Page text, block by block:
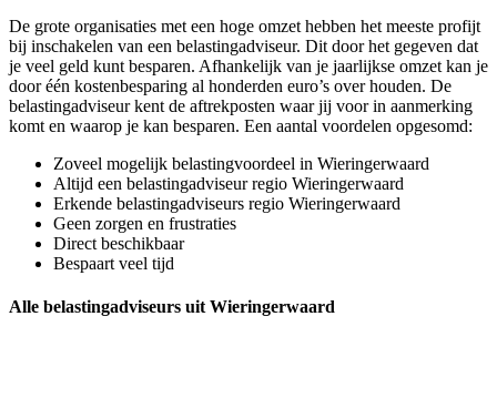
De grote organisaties met een hoge omzet hebben het meeste profijt
bij inschakelen van een belastingadviseur. Dit door het gegeven dat
je veel geld kunt besparen. Afhankelijk van je jaarlijkse omzet kan je
door één kostenbesparing al honderden euro’s over houden. De
belastingadviseur kent de aftrekposten waar jij voor in aanmerking
komt en waarop je kan besparen. Een aantal voordelen opgesomd:
Zoveel mogelijk belastingvoordeel in Wieringerwaard
Altijd een belastingadviseur regio Wieringerwaard
Erkende belastingadviseurs regio Wieringerwaard
Geen zorgen en frustraties
Direct beschikbaar
Bespaart veel tijd
Alle belastingadviseurs uit Wieringerwaard